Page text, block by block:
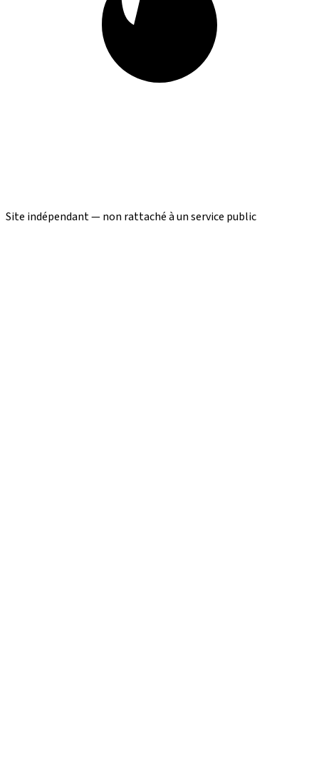
Site indépendant — non rattaché à un service public